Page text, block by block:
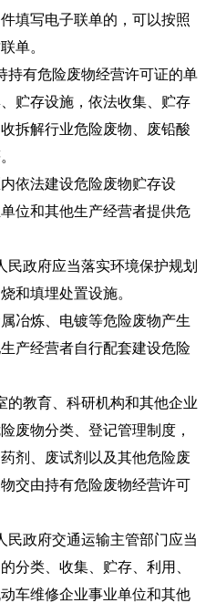
填写电子联单的，可以按照
单。
持有危险废物经营许可证的单
贮存设施，依法收集、贮存
拆解行业危险废物、废铅酸
依法建设危险废物贮存设
位和其他生产经营者提供危
政府应当落实环境保护规划
和填埋处置设施。
冶炼、电镀等危险废物产生
产经营者自行配套建设危险
的教育、科研机构和其他企业
废物分类、登记管理制度，
剂、废试剂以及其他危险废
交由持有危险废物经营许可
政府交通运输主管部门应当
分类、收集、贮存、利用、
车维修企业事业单位和其他